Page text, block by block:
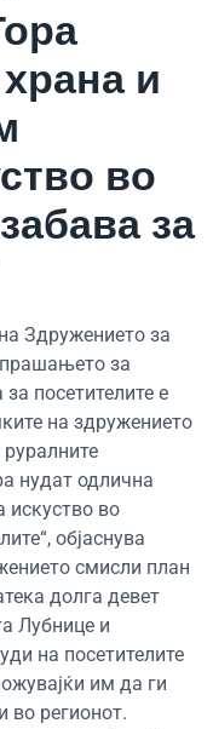
и
во
за
Здружението за
за
посетителите е
на здружението
нудат одлична
искуство во
објаснува
смисли план
долга девет
Лубнице и
на посетителите
им да ги
во регионот.